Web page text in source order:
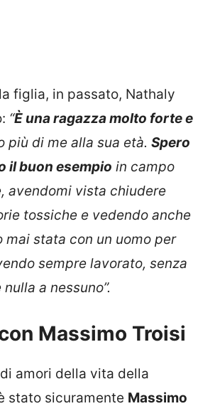
figlia, in passato, Nathaly
“È una ragazza molto forte e
più di me alla sua età. Spero
il buon esempio in campo
avendomi vista chiudere
tossiche e vedendo anche
mai stata con un uomo per
sempre lavorato, senza
a nessuno”.
con Massimo Troisi
amori della vita della
stato sicuramente Massimo